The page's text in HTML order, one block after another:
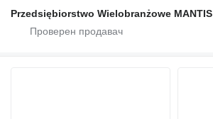
Przedsiębiorstwo Wielobranżowe MANTIS